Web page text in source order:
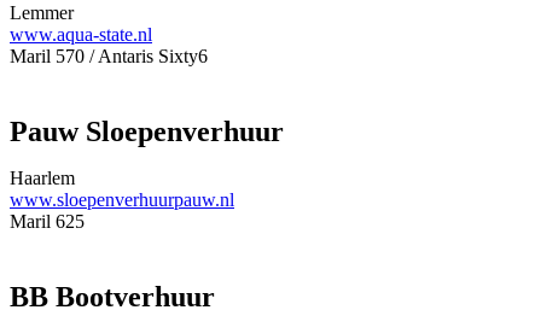
Lemmer
www.aqua-state.nl
Maril 570 / Antaris Sixty6
Pauw Sloepenverhuur
Haarlem
www.sloepenverhuurpauw.nl
Maril 625
BB Bootverhuur